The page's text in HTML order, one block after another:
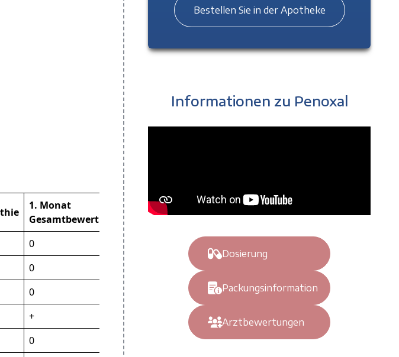
1. Monat
Gesamtbewertung
celkové
zhodnocení
0
0
0
+
0
Bestellen Sie in der Apotheke
Informationen zu Penoxal
Dosierung
Packungsinformation
Arztbewertungen